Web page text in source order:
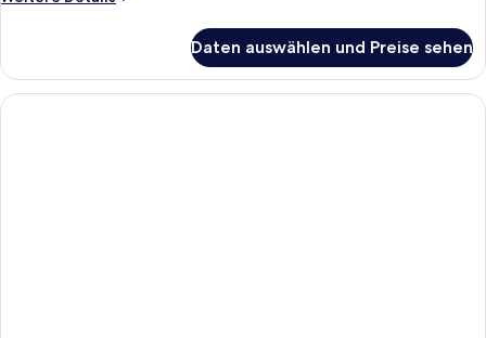
Daten auswählen und Preise sehen